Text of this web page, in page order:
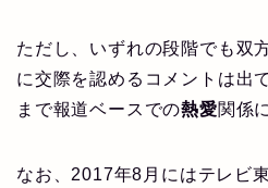
ただし、いずれの段階でも双
に交際を認めるコメントは出
まで報道ベースでの熱愛関係
なお、2017年8月にはテレビ